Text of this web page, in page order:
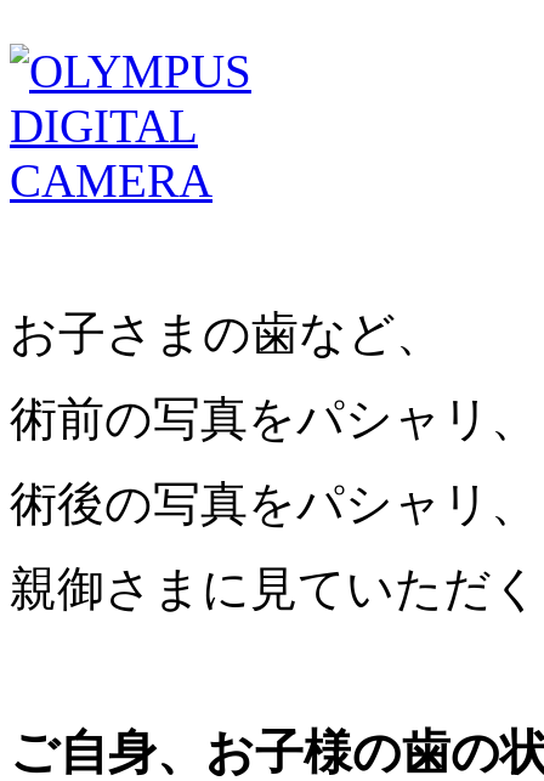
お子さまの歯など、
術前の写真をパシャリ、
術後の写真をパシャリ
親御さまに見ていただ
ご自身、お子様の歯の